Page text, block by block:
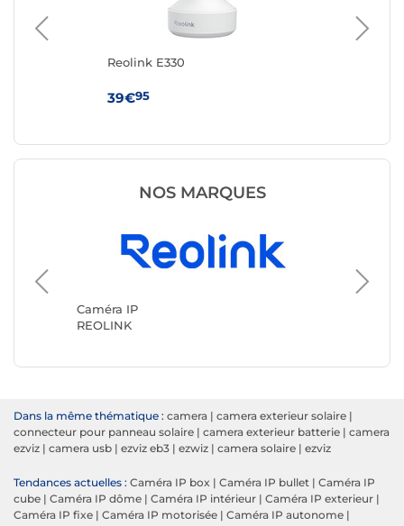
Reolink E330
39€95
NOS MARQUES
Caméra IP
REOLINK
Caméra
TP-LINK
Dans la même thématique : camera | camera exterieur solaire |
connecteur pour panneau solaire | camera exterieur batterie | camera
ezviz | camera usb | ezviz eb3 | ezwiz | camera solaire | ezviz
Tendances actuelles : Caméra IP box | Caméra IP bullet | Caméra IP
cube | Caméra IP dôme | Caméra IP intérieur | Caméra IP exterieur |
Caméra IP fixe | Caméra IP motorisée | Caméra IP autonome |